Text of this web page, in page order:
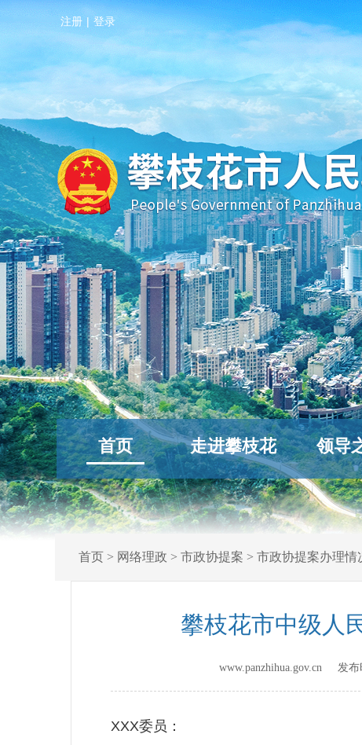
注册 | 登录
首页 走进攀枝花 领导
首页> 网络理政 > 市政协提案 > 市政协提案办理情
攀枝花市中级人
www.panzhihua.gov.cn 发布
XXX委员：